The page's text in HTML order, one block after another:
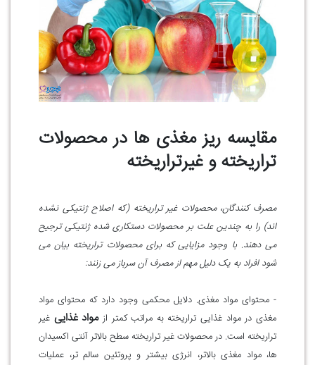
مقایسه ریز مغذی ها در محصولات
تراریخته و غیرتراریخته
مصرف کنندگان، محصولات غیر تراریخته (که اصلاح ژنتیکی نشده
اند) را به چندین علت بر محصولات دستکاری شده ژنتیکی ترجیح
می دهند. با وجود مزایایی که برای محصولات تراریخته بیان می
شود افراد به یک دلیل مهم از مصرف آن سرباز می زنند:
- محتوای مواد مغذی. دلایل محکمی وجود دارد که محتوای مواد
مغذی در مواد غذایی تراریخته به مراتب کمتر از مواد غذایی غیر
تراریخته است. در محصولات غیر تراریخته سطح بالاتر آنتی اکسیدان
ها، مواد مغذی بالاتر، انرژی بیشتر و پروتئین سالم تر، عملیات